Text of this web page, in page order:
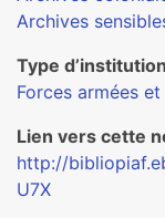
Archives
Type d’institution
Forces armées
Lien vers cette
http://
U7X